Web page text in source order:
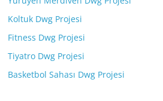
Koltuk Dwg Projesi
Fitness Dwg Projesi
Tiyatro Dwg Projesi
Basketbol Sahası Dwg Projesi